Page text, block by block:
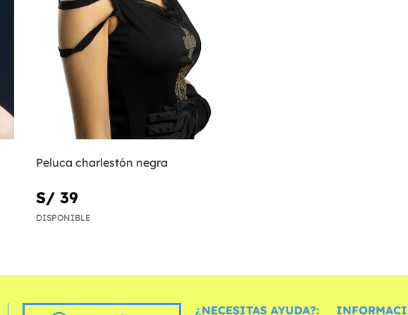
Peluca charlestón negra
S/ 39
DISPONIBLE
¿NECESITAS AYUDA?: